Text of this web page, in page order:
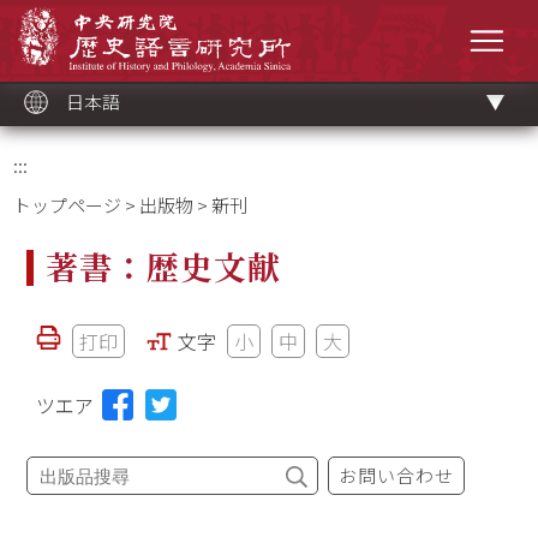
ッ
ク
日本語
:::
トップページ > 出版物 > 新刊
著書：歴史文献
打印 文字 小 中 大
ツエア
お問い合わせ